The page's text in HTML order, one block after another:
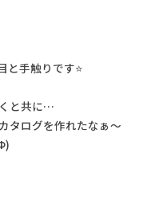
と手触りです⭐
と共に…
タログを作れたなぁ～